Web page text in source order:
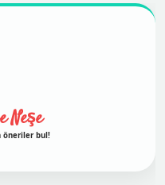
Neşe
öneriler bul!